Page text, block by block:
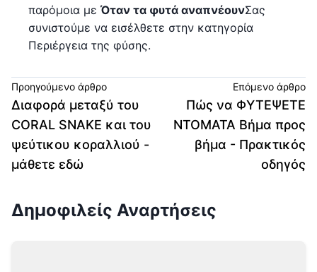
παρόμοια με Όταν τα φυτά αναπνέουνΣας
συνιστούμε να εισέλθετε στην κατηγορία
Περιέργεια της φύσης.
Προηγούμενο άρθρο
Διαφορά μεταξύ του
CORAL SNAKE και του
ψεύτικου κοραλλιού -
μάθετε εδώ
Επόμενο άρθρο
Πώς να ΦΥΤΕΨΕΤΕ
ΝΤΟΜΑΤΑ Βήμα προς
βήμα - Πρακτικός
οδηγός
Δημοφιλείς Αναρτήσεις